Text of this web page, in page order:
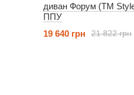
диван Форум (ТМ Style
ППУ
21 822 грн
19 640 грн